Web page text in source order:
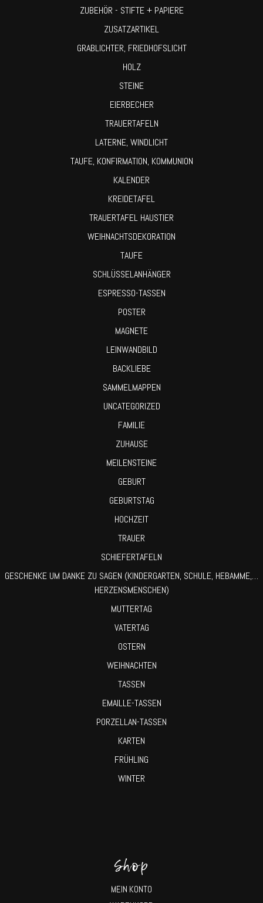
ZUBEHÖR - STIFTE + PAPIERE
ZUSATZARTIKEL
GRABLICHTER, FRIEDHOFSLICHT
HOLZ
STEINE
EIERBECHER
TRAUERTAFELN
LATERNE, WINDLICHT
TAUFE, KONFIRMATION, KOMMUNION
KALENDER
KREIDETAFEL
TRAUERTAFEL HAUSTIER
WEIHNACHTSDEKORATION
TAUFE
SCHLÜSSELANHÄNGER
ESPRESSO-TASSEN
POSTER
MAGNETE
LEINWANDBILD
BACKLIEBE
SAMMELMAPPEN
UNCATEGORIZED
FAMILIE
ZUHAUSE
MEILENSTEINE
GEBURT
GEBURTSTAG
HOCHZEIT
TRAUER
SCHIEFERTAFELN
GESCHENKE UM DANKE ZU SAGEN (KINDERGARTEN, SCHULE, HEBAMME,…
HERZENSMENSCHEN)
MUTTERTAG
VATERTAG
OSTERN
WEIHNACHTEN
TASSEN
EMAILLE-TASSEN
PORZELLAN-TASSEN
KARTEN
FRÜHLING
WINTER
Shop
MEIN KONTO